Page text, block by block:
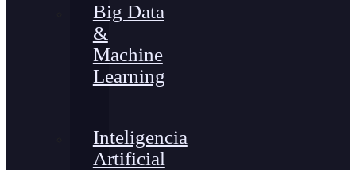
Big Data
&
Machine
Learning
Inteligencia
Artificial